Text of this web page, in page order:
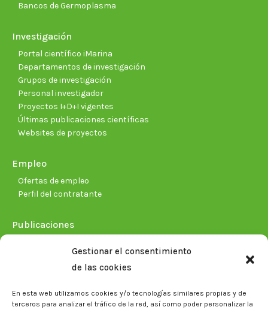
Gestionar el consentimiento
de las cookies
En esta web utilizamos cookies y/o tecnologías similares propias y de
terceros para analizar el tráfico de la red, así como poder personalizar la
Bancos de Germoplasma
Investigación
Portal científico iMarina
Departamentos de investigación
Grupos de investigación
Personal investigador
Proyectos I+D+I vigentes
Últimas publicaciones científicas
Websites de proyectos
Empleo
Ofertas de empleo
Perfil del contratante
Publicaciones
Memorias corporativas
Biblioteca. Repositorio CITAREA
Sala de prensa